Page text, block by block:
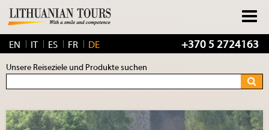
EN IT ES FR DE +370 5 2724163
Unsere Reiseziele und Produkte suchen